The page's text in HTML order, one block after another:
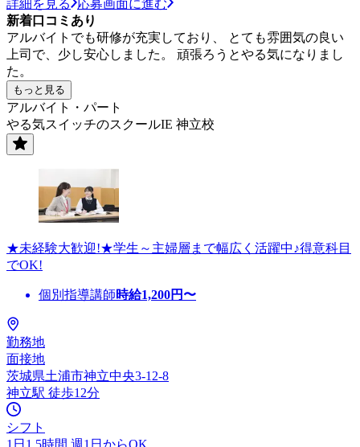
詳細を見る
応募画面に進む
新着口コミあり
アルバイトでも研修が充実しており、 とても雰囲気の良い
上司で、少し安心しました。 頑張ろうとやる気になりまし
た。
もっと見る
アルバイト・パート
やる気スイッチのスクールIE 神立校
★未経験大歓迎!★学生～主婦層まで幅広く活躍中♪得意科目
でOK!
個別指導講師時給1,200円〜
勤務地
面接地
茨城県土浦市神立中央3-12-8
神立駅 徒歩12分
シフト
1日1.5時間 週1日からOK